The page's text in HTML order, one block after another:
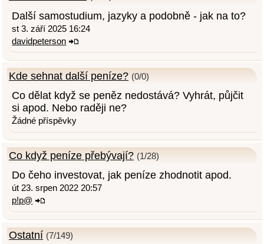
Další samostudium, jazyky a podobně - jak na to?
st 3. září 2025 16:24
davidpeterson
Kde sehnat další peníze? (0/0)
Co dělat když se peněz nedostává? Vyhrát, půjčit
si apod. Nebo raději ne?
Žádné příspěvky
Co když peníze přebývají? (1/28)
Do čeho investovat, jak peníze zhodnotit apod.
út 23. srpen 2022 20:57
p!p@
Ostatní (7/149)